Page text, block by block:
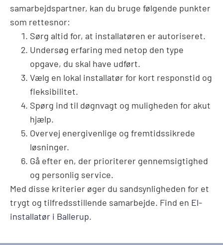
samarbejdspartner, kan du bruge følgende punkter
som rettesnor:
Sørg altid for, at installatøren er autoriseret.
Undersøg erfaring med netop den type
opgave, du skal have udført.
Vælg en lokal installatør for kort responstid og
fleksibilitet.
Spørg ind til døgnvagt og muligheden for akut
hjælp.
Overvej energivenlige og fremtidssikrede
løsninger.
Gå efter en, der prioriterer gennemsigtighed
og personlig service.
Med disse kriterier øger du sandsynligheden for et
trygt og tilfredsstillende samarbejde. Find en El-
installatør i Ballerup.